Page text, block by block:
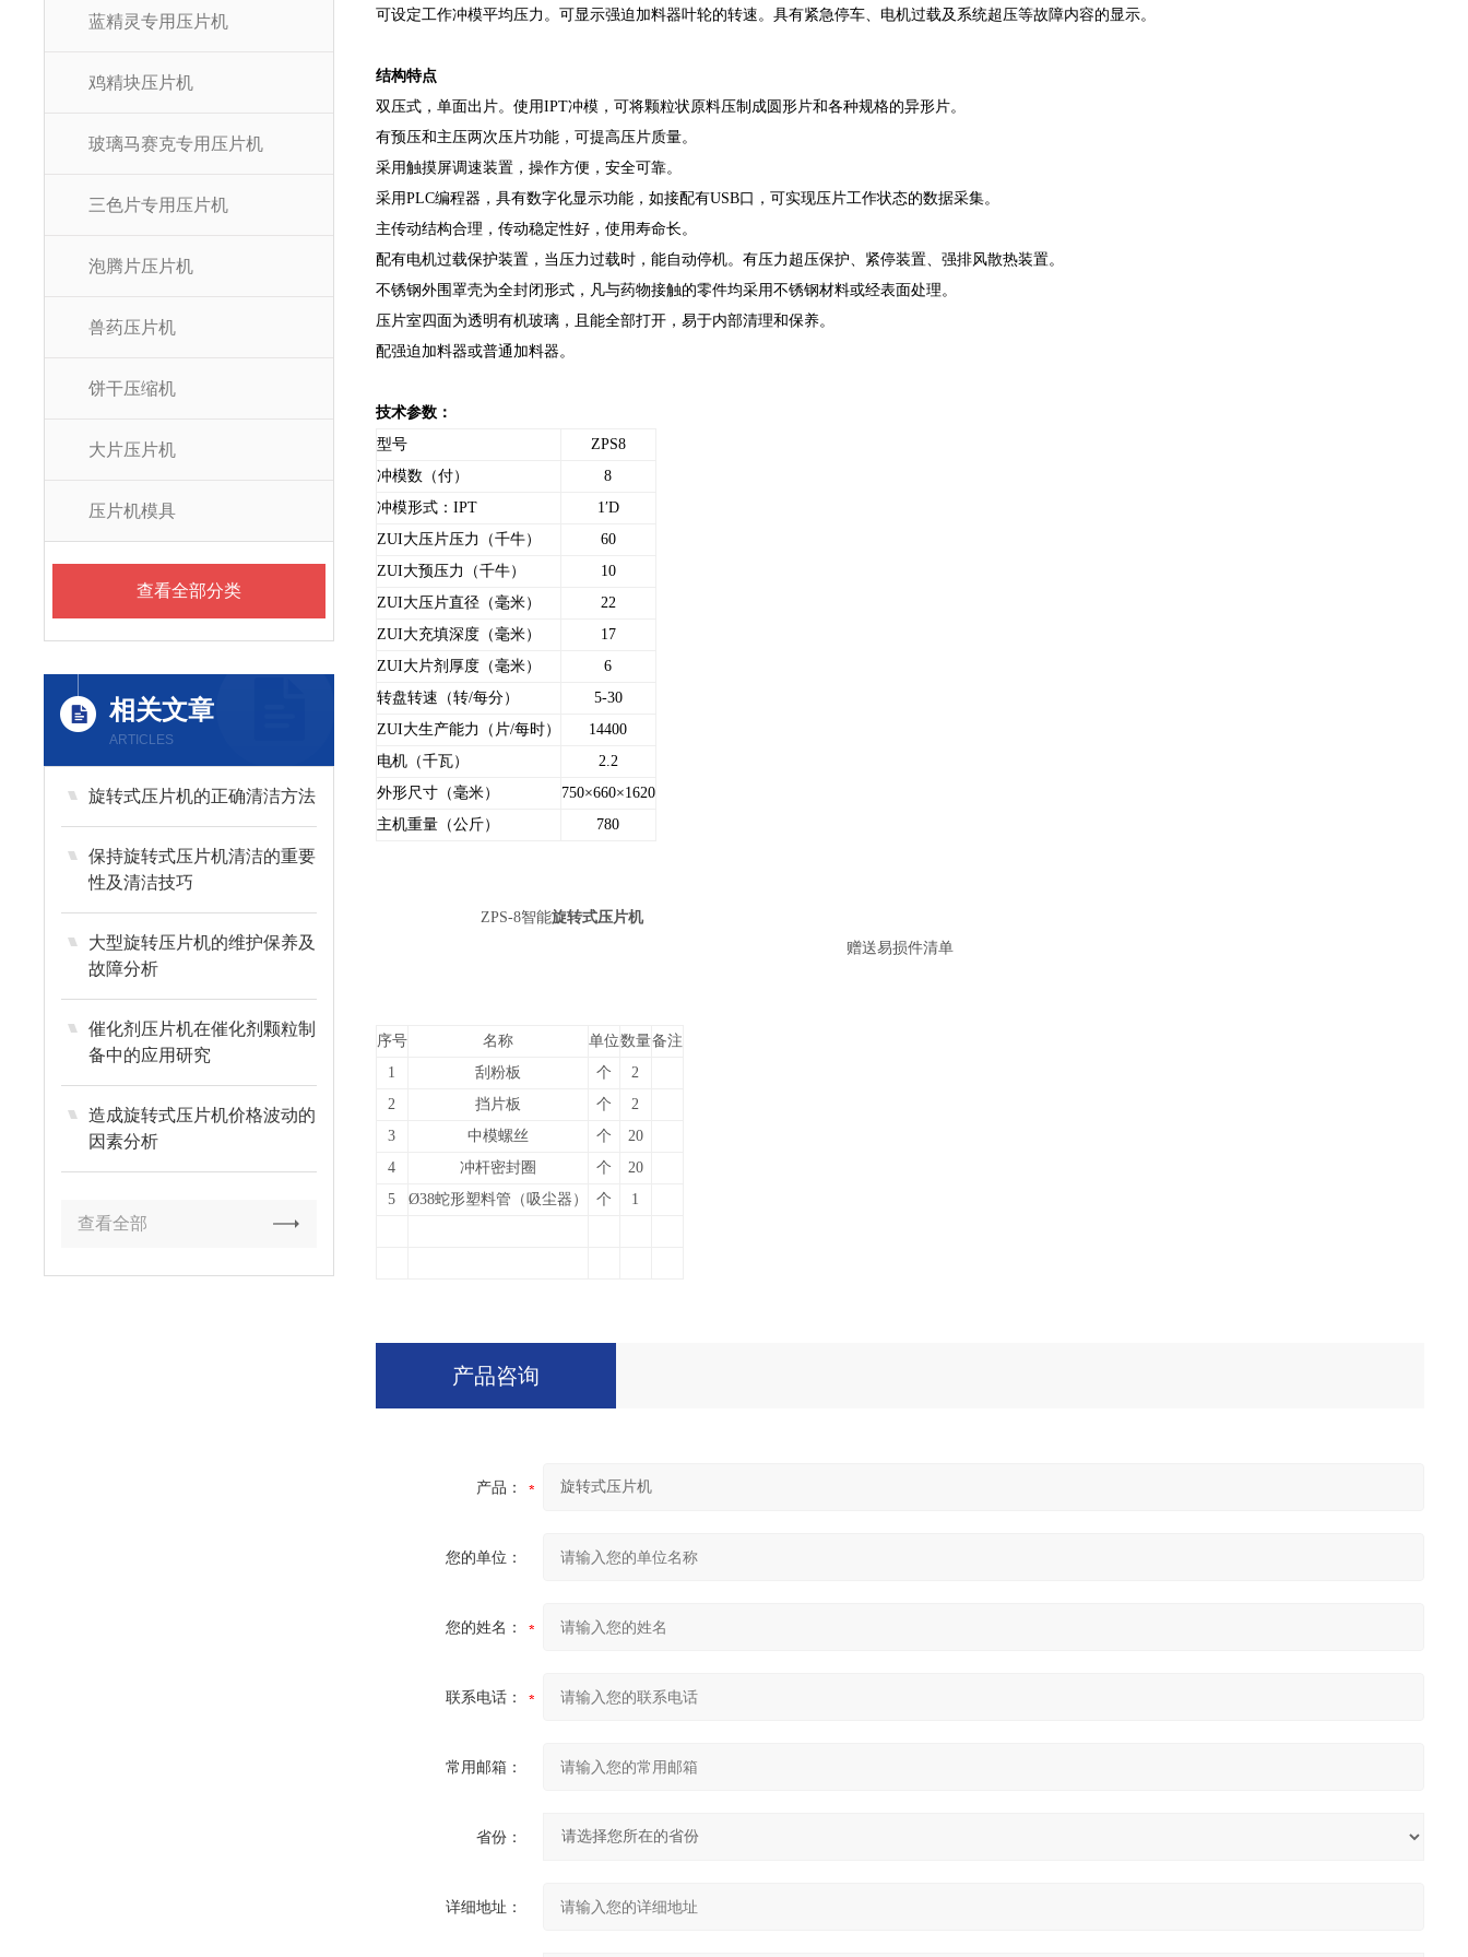
蓝精灵专用压片机
鸡精块压片机
玻璃马赛克专用压片机
三色片专用压片机
泡腾片压片机
兽药压片机
饼干压缩机
大片压片机
压片机模具
查看全部分类
相关文章
ARTICLES
旋转式压片机的正确清洁方法
保持旋转式压片机清洁的重要
性及清洁技巧
大型旋转压片机的维护保养及
故障分析
催化剂压片机在催化剂颗粒制
备中的应用研究
造成旋转式压片机价格波动的
因素分析
查看全部
可设定工作冲模平均压力。可显示强迫加料器叶轮的转速。具有紧急停车、电机过载及系统超压等故障内容的显示。
结构特点
双压式，单面出片。使用IPT冲模，可将颗粒状原料压制成圆形片和各种规格的异形片。
有预压和主压两次压片功能，可提高压片质量。
采用触摸屏调速装置，操作方便，安全可靠。
采用PLC编程器，具有数字化显示功能，如接配有USB口，可实现压片工作状态的数据采集。
主传动结构合理，传动稳定性好，使用寿命长。
配有电机过载保护装置，当压力过载时，能自动停机。有压力超压保护、紧停装置、强排风散热装置。
不锈钢外围罩壳为全封闭形式，凡与药物接触的零件均采用不锈钢材料或经表面处理。
压片室四面为透明有机玻璃，且能全部打开，易于内部清理和保养。
配强迫加料器或普通加料器。
技术参数：
型号
ZPS8
冲模数（付）
8
冲模形式：IPT
1′D
ZUI大压片压力（千牛）
60
ZUI大预压力（千牛）
10
ZUI大压片直径（毫米）
22
ZUI大充填深度（毫米）
17
ZUI大片剂厚度（毫米）
6
转盘转速（转/每分）
5-30
ZUI大生产能力（片/每时）
14400
电机（千瓦）
2.2
外形尺寸（毫米）
750×660×1620
主机重量（公斤）
780
ZPS-8智能旋转式压片机
赠送易损件清单
序号 名称 单位数量备注
1
刮粉板 个
2
2
挡片板 个
2
3
中模螺丝 个
20
4
冲杆密封圈 个
20
5
Ø38蛇形塑料管（吸尘器） 个 1
产品咨询
产品：
您的单位：
您的姓名：
联系电话：
常用邮箱：
省份：
详细地址：